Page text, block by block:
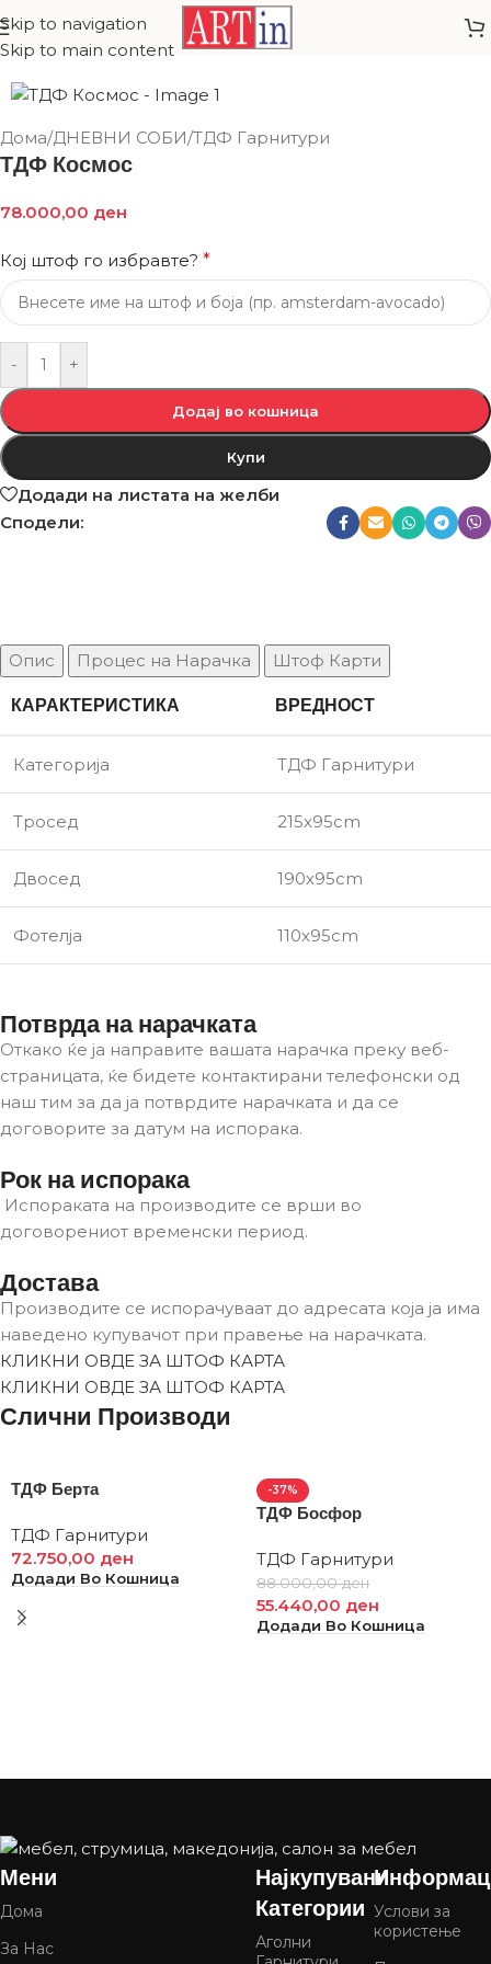
Skip to navigation
Skip to main content
Дома/ДНЕВНИ СОБИ/ТДФ Гарнитури
ТДФ Космос
78.000,00 ден
Кој штоф го избравте? *
- +
Додај во кошница
Купи
Додади на листата на желби
Сподели:
Опис Процес на Нарачка Штоф Карти
КАРАКТЕРИСТИКА ВРЕДНОСТ
Категорија ТДФ Гарнитури
Тросед 215х95cm
Двосед 190х95cm
Фотелја 110х95cm
Потврда на нарачката
Откако ќе ја направите вашата нарачка преку веб-
страницата, ќе бидете контактирани телефонски од
наш тим за да ја потврдите нарачката и да се
договорите за датум на испорака.
Рок на испорака
Испораката на производите се врши во
договорениот временски период.
Достава
Производите се испорачуваат до адресата која ја има
наведено купувачот при правење на нарачката.
КЛИКНИ ОВДЕ ЗА ШТОФ КАРТА
КЛИКНИ ОВДЕ ЗА ШТОФ КАРТА
Слични Производи
ТДФ Берта
ТДФ Гарнитури
72.750,00 ден
Додади Во Кошница
-37%
ТДФ Босфор
ТДФ Гарнитури
88.000,00ден
55.440,00 ден
Додади Во Кошница
Мени
Дома
За Нас
Најкупувани
Категории
Аголни
Услови за
користење